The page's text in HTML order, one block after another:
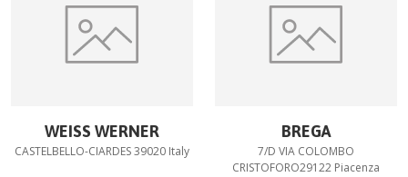
WEISS WERNER
CASTELBELLO-CIARDES 39020 Italy
BREGA
7/D VIA COLOMBO
CRISTOFORO29122 Piacenza